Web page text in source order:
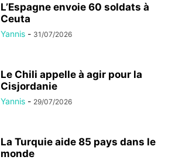
L’Espagne envoie 60 soldats à
Ceuta
Yannis - 31/07/2026
Le Chili appelle à agir pour la
Cisjordanie
Yannis - 29/07/2026
La Turquie aide 85 pays dans le
monde